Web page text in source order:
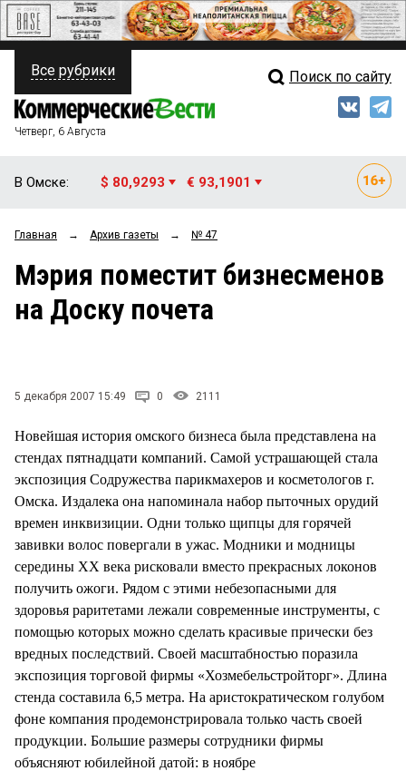
ПОЛИТИКА
ФИНАНСЫ
ОБЩЕСТВО
ЗАКОН
НОВОСТИ КОМПАНИЙ
СТИЛЬ ЖИЗНИ
Свежий выпуск
Рейтинги
Все рубрики Поиск по сайту
Четверг, 6 Августа
В Омске: $ 80,9293 € 93,1901
Главная → Архив газеты → № 47
Мэрия поместит бизнесменов
на Доску почета
5 декабря 2007 15:49 0 2111
Новейшая история омского бизнеса была представлена на
стендах пятнадцати компаний. Самой устрашающей стала
экспозиция Содружества парикмахеров и косметологов г.
Омска. Издалека она напоминала набор пыточных орудий
времен инквизиции. Одни только щипцы для горячей
завивки волос повергали в ужас. Модники и модницы
середины XX века рисковали вместо прекрасных локонов
получить ожоги. Рядом с этими небезопасными для
здоровья раритетами лежали современные инструменты, с
помощью которых можно сделать красивые прически без
вредных последствий. Своей масштабностью поразила
экспозиция торговой фирмы «Хозмебельстройторг». Длина
стенда составила 6,5 метра. На аристократическом голубом
фоне компания продемонстрировала только часть своей
продукции. Большие размеры сотрудники фирмы
объясняют юбилейной датой: в ноябре